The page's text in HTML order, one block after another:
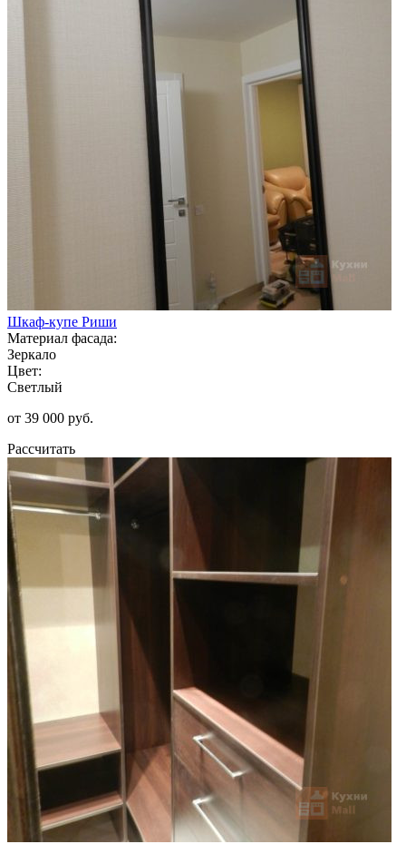
Шкаф-купе Риши
Материал фасада:
Зеркало
Цвет:
Светлый
от 39 000 руб.
Рассчитать